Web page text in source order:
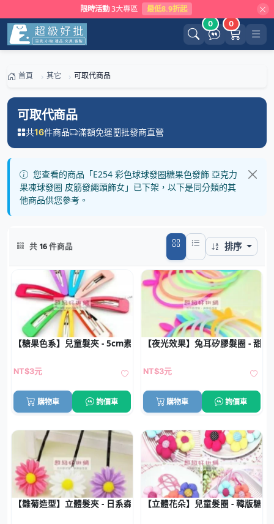
限時活動 3大專區 最低8.9折起
0 0
首頁 其它 可取代商品
可取代商品
共16件商品 滿額免運 批發商直營
您查看的商品「E254 彩色球球發圈糖果色發飾 亞克力
果凍球發圈 皮筋發繩頭飾女」已下架，以下是同分類的其
他商品供您參考。
共 16件商品 排序
【糖果色系】兒童髮夾 - 5cm素色BB夾
NT$3元
購物車 詢價車
【夜光效果】兔耳矽膠髮圈 - 甜
NT$3元
購物車 詢價車
【雛菊造型】立體髮夾 - 日系森林風髮飾【立體花朵】兒童髮圈 - 韓版糖果